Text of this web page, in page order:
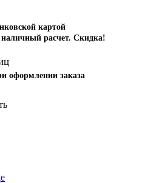
картой
расчет. Скидка!
оформлении заказа